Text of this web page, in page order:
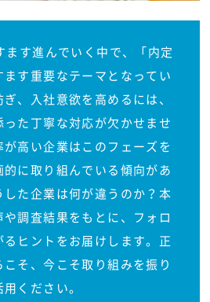
す進んでいく中で、「内定
す重要なテーマとなってい
、入社意欲を高めるには、
た丁寧な対応が欠かせませ
高い企業はこのフェーズを
に取り組んでいる傾向があ
た企業は何が違うのか？本
調査結果をもとに、フォロ
ヒントをお届けします。正
そ、今こそ取り組みを振り
ください。